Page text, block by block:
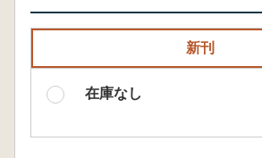
新刊
在庫なし